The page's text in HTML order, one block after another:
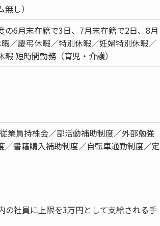
し）
6月末在籍で3日、7月末在籍で2日、8月
／慶弔休暇／特別休暇／妊婦特別休暇／
短時間勤務（育児・介護）
業員持株会／部活動補助制度／外部勉強
／書籍購入補助制度／自転車通勤制度／定
の社員に上限を3万円として支給される手